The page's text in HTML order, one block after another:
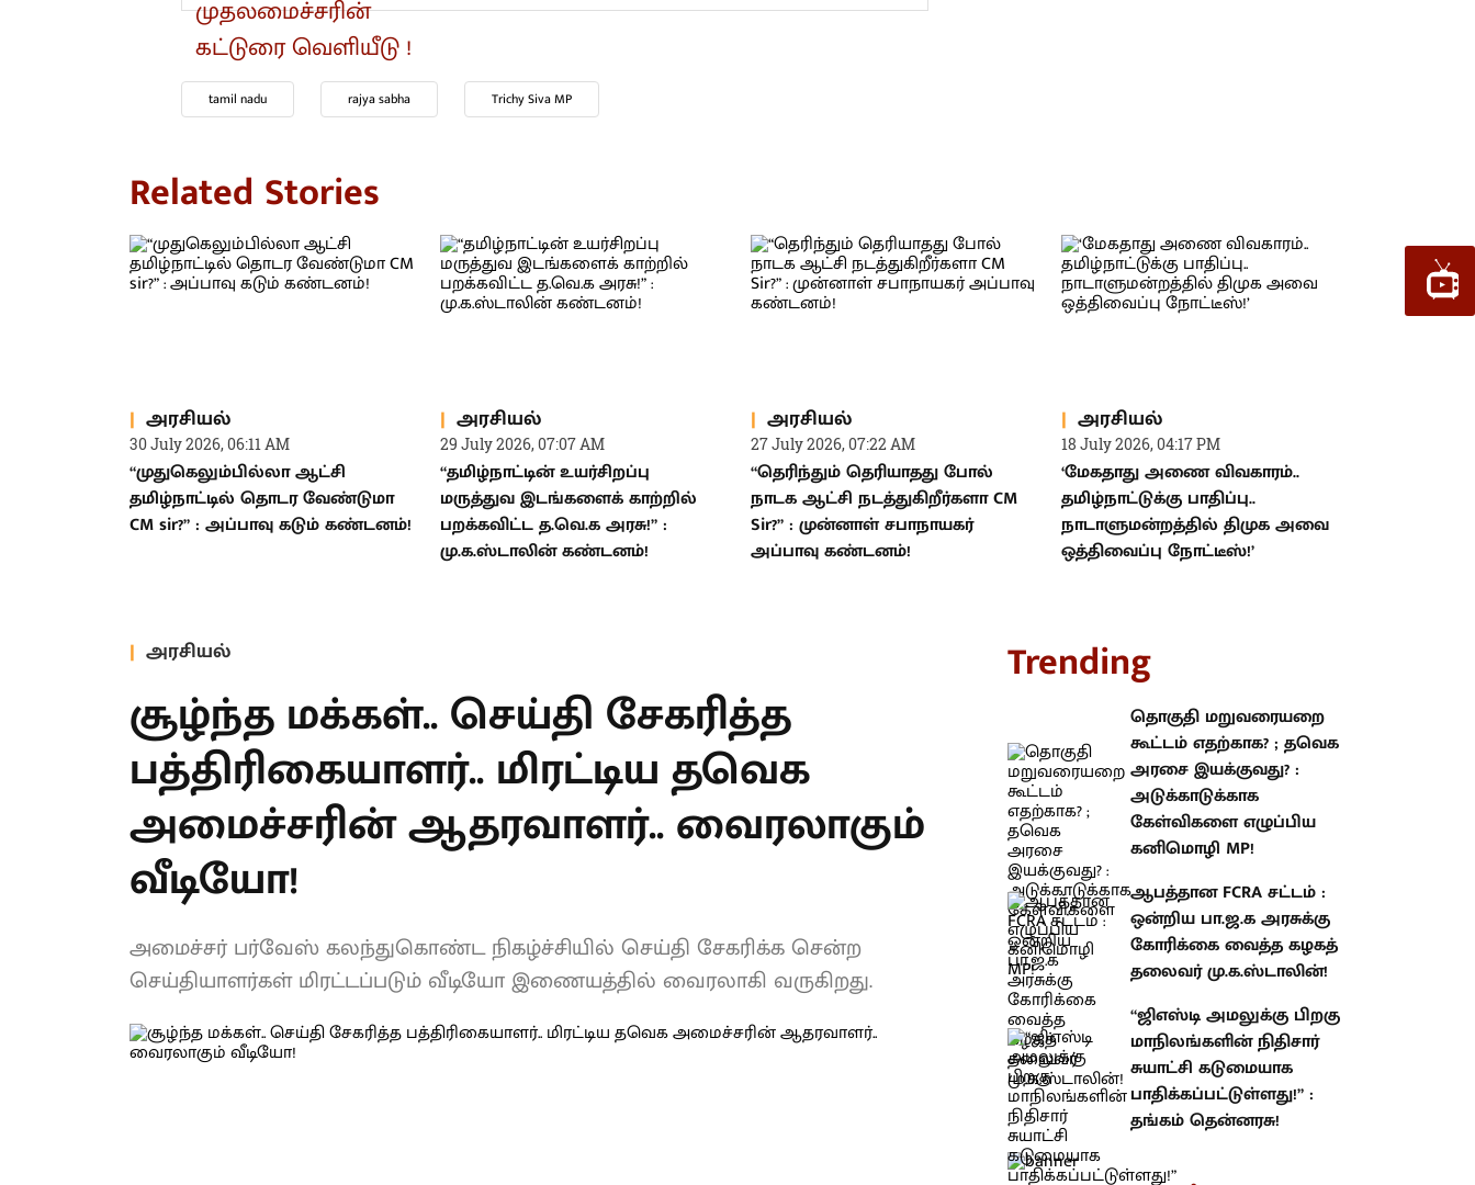
tamil nadu rajya sabha Trichy Siva MP
Related Stories
அரசியல்
30 July 2026, 06:11 AM
“முதுகெலும்பில்லா ஆட்சி
தமிழ்நாட்டில் தொடர வேண்டுமா
CM sir?” : அப்பாவு கடும் கண்டனம்!
அரசியல்
29 July 2026, 07:07 AM
“தமிழ்நாட்டின் உயர்சிறப்பு
மருத்துவ இடங்களைக் காற்றில்
பறக்கவிட்ட த.வெ.க அரசு!” :
மு.க.ஸ்டாலின் கண்டனம்!
அரசியல்
27 July 2026, 07:22 AM
“தெரிந்தும் தெரியாதது போல்
நாடக ஆட்சி நடத்துகிறீர்களா CM
Sir?” : முன்னாள் சபாநாயகர்
அப்பாவு கண்டனம்!
அரசியல்
18 July 2026, 04:17 PM
‘மேகதாது அணை விவகாரம்..
தமிழ்நாட்டுக்கு பாதிப்பு..
நாடாளுமன்றத்தில் திமுக அவை
ஒத்திவைப்பு நோட்டீஸ்!’
அரசியல்
சூழ்ந்த மக்கள்.. செய்தி சேகரித்த
பத்திரிகையாளர்.. மிரட்டிய தவெக
அமைச்சரின் ஆதரவாளர்..
வைரலாகும் வீடியோ!
அமைச்சர் பர்வேஸ் கலந்துகொண்ட நிகழ்ச்சியில் செய்தி சேகரிக்க சென்ற
செய்தியாளர்கள் மிரட்டப்படும் வீடியோ இணையத்தில் வைரலாகி வருகிறது.
Trending
தொகுதி மறுவரையறை கூட்டம்
எதற்காக? ; தவெக அரசை
இயக்குவது? : அடுக்காடுக்காக
கேள்விகளை எழுப்பிய கனிமொழி
MP!
ஆபத்தான FCRA சட்டம் : ஒன்றிய
பா.ஜ.க அரசுக்கு கோரிக்கை
வைத்த கழகத் தலைவர்
மு.க.ஸ்டாலின்!
“ஜிஎஸ்டி அமலுக்கு பிறகு
மாநிலங்களின் நிதிசார் சுயாட்சி
கடுமையாக பாதிக்கப்பட்டுள்ளது!” :
தங்கம் தென்னரசு!
Latest Stories